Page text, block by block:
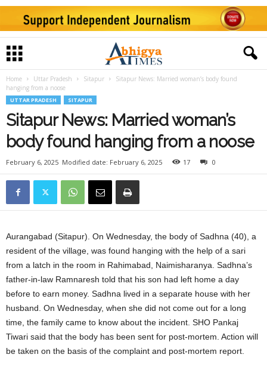
Home Uttar Pradesh Sitapur
Sitapur News: Married woman’s body found
hanging from a noose
UTTAR PRADESH SITAPUR
Sitapur News: Married woman’s
body found hanging from a noose
February 6, 2025 Modified date: February 6, 2025 17 0
Aurangabad (Sitapur). On Wednesday, the body of Sadhna (40), a
resident of the village, was found hanging with the help of a sari
from a latch in the room in Rahimabad, Naimisharanya. Sadhna’s
father-in-law Ramnaresh told that his son had left home a day
before to earn money. Sadhna lived in a separate house with her
husband. On Wednesday, when she did not come out for a long
time, the family came to know about the incident. SHO Pankaj
Tiwari said that the body has been sent for post-mortem. Action will
be taken on the basis of the complaint and post-mortem report.